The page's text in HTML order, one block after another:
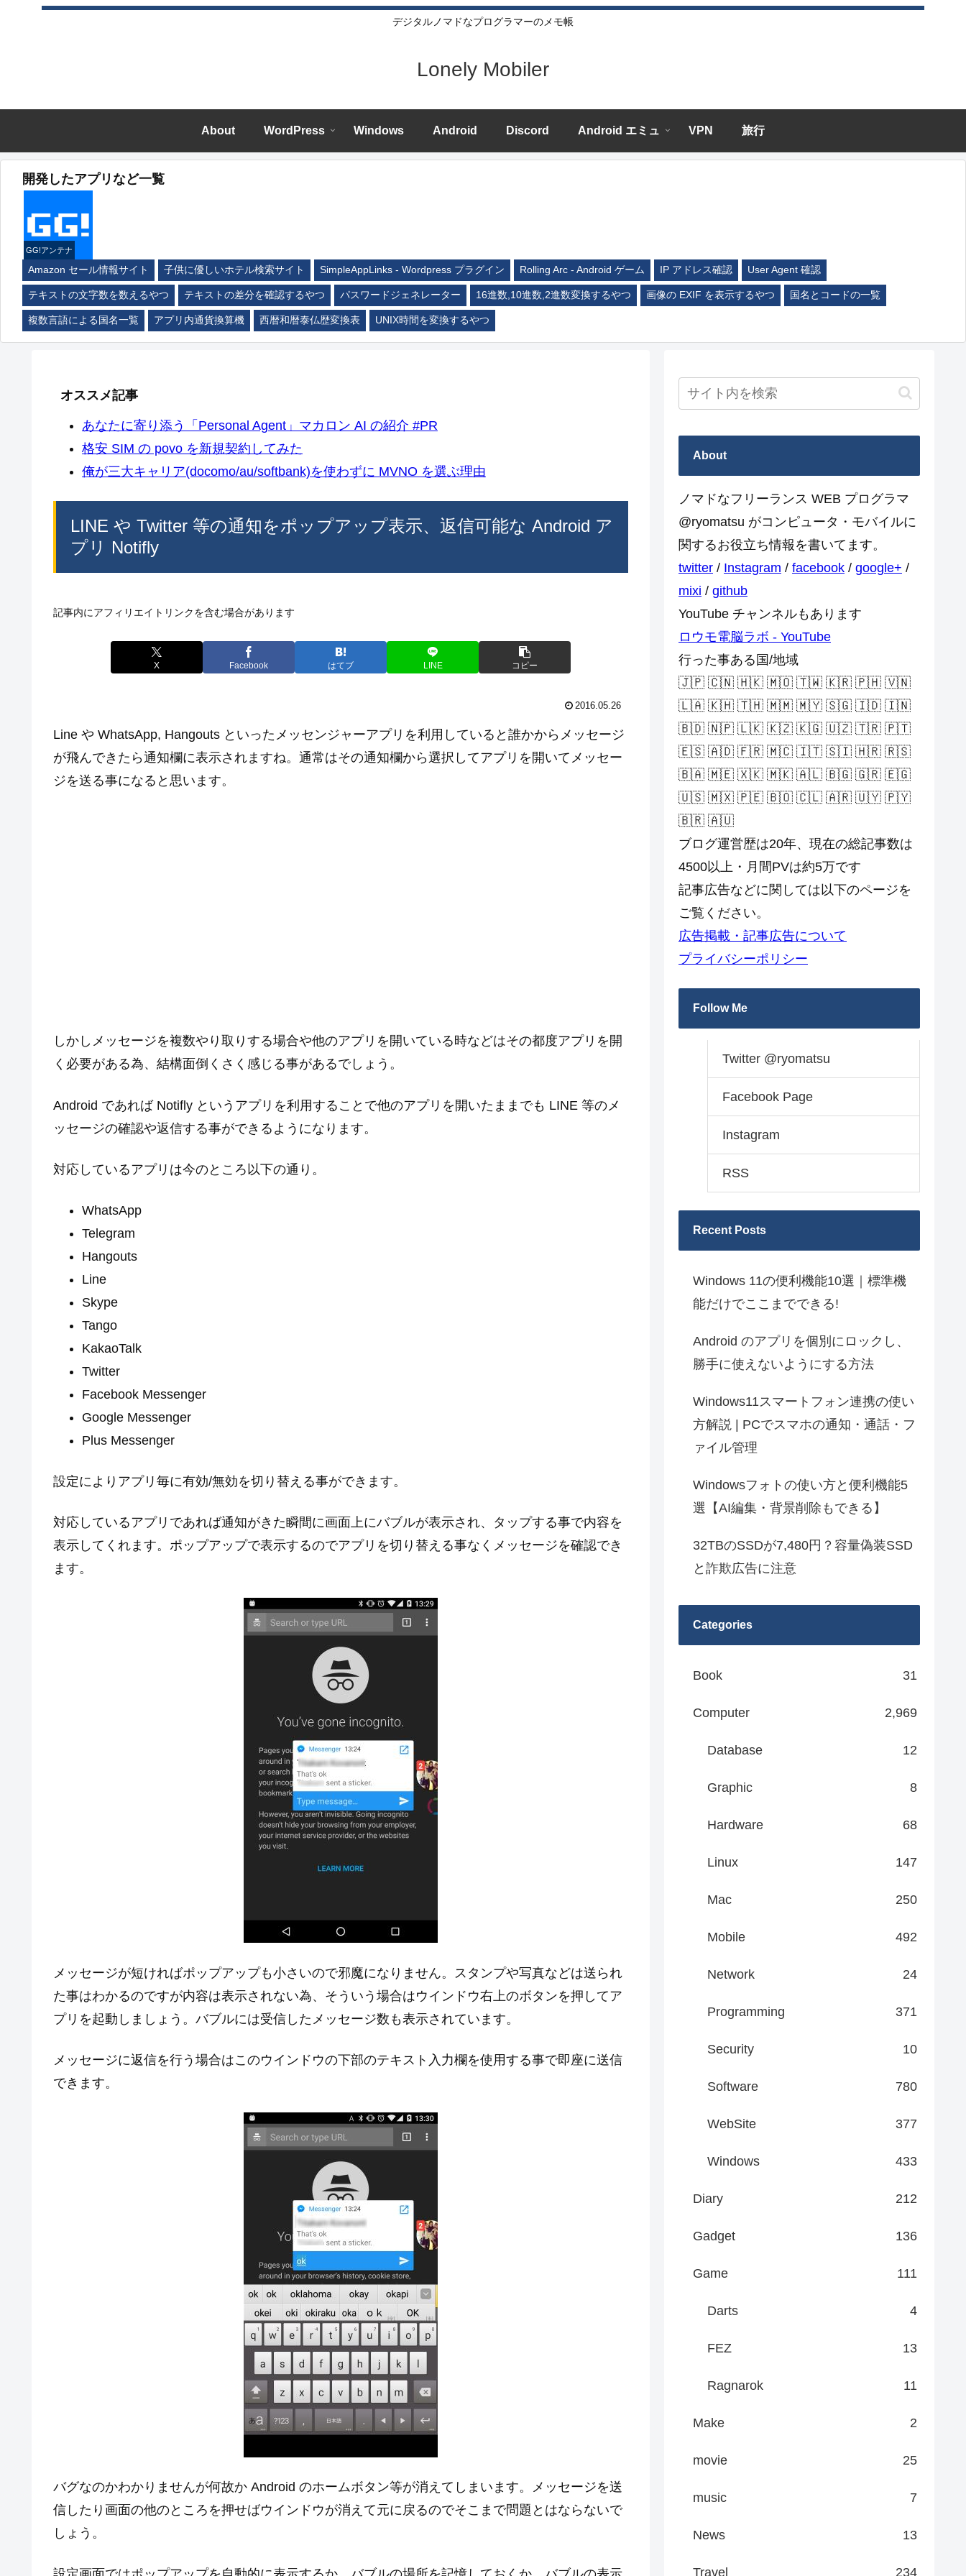
デジタルノマドなプログラマーのメモ帳
Lonely Mobiler
About WordPress Windows Android Discord Android エミュ VPN 旅行
開発したアプリなど一覧
GG!アンテナ
Amazon セール情報サイト 子供に優しいホテル検索サイト SimpleAppLinks - Wordpress プラグイン Rolling Arc - Android ゲーム IP アドレス確認 User Agent 確認
テキストの文字数を数えるやつ テキストの差分を確認するやつ パスワードジェネレーター 16進数,10進数,2進数変換するやつ 画像の EXIF を表示するやつ 国名とコードの一覧
複数言語による国名一覧 アプリ内通貨換算機 西暦和暦泰仏歴変換表 UNIX時間を変換するやつ
オススメ記事
あなたに寄り添う「Personal Agent」マカロン AI の紹介 #PR
格安 SIM の povo を新規契約してみた
俺が三大キャリア(docomo/au/softbank)を使わずに MVNO を選ぶ理由
LINE や Twitter 等の通知をポップアップ表示、返信可能な Android ア
プリ Notifly
記事内にアフィリエイトリンクを含む場合があります
X Facebook はてブ LINE コピー
2016.05.26
Line や WhatsApp, Hangouts といったメッセンジャーアプリを利用していると誰かからメッセージ
が飛んできたら通知欄に表示されますね。通常はその通知欄から選択してアプリを開いてメッセー
ジを送る事になると思います。
しかしメッセージを複数やり取りする場合や他のアプリを開いている時などはその都度アプリを開
く必要がある為、結構面倒くさく感じる事があるでしょう。
Android であれば Notifly というアプリを利用することで他のアプリを開いたままでも LINE 等のメ
ッセージの確認や返信する事ができるようになります。
対応しているアプリは今のところ以下の通り。
WhatsApp
Telegram
Hangouts
Line
Skype
Tango
KakaoTalk
Twitter
Facebook Messenger
Google Messenger
Plus Messenger
設定によりアプリ毎に有効/無効を切り替える事ができます。
対応しているアプリであれば通知がきた瞬間に画面上にバブルが表示され、タップする事で内容を
表示してくれます。ポップアップで表示するのでアプリを切り替える事なくメッセージを確認でき
ます。
メッセージが短ければポップアップも小さいので邪魔になりません。スタンプや写真などは送られ
た事はわかるのですが内容は表示されない為、そういう場合はウインドウ右上のボタンを押してア
プリを起動しましょう。バブルには受信したメッセージ数も表示されています。
メッセージに返信を行う場合はこのウインドウの下部のテキスト入力欄を使用する事で即座に送信
できます。
バグなのかわかりませんが何故か Android のホームボタン等が消えてしまいます。メッセージを送
信したり画面の他のところを押せばウインドウが消えて元に戻るのでそこまで問題とはならないで
しょう。
About
ノマドなフリーランス WEB プログラマ
@ryomatsu がコンピュータ・モバイルに
関するお役立ち情報を書いてます。
twitter / Instagram / facebook / google+ /
mixi / github
YouTube チャンネルもあります
ロウモ電脳ラボ - YouTube
行った事ある国/地域
🇯🇵 🇨🇳 🇭🇰 🇲🇴 🇹🇼 🇰🇷 🇵🇭 🇻🇳
🇱🇦 🇰🇭 🇹🇭 🇲🇲 🇲🇾 🇸🇬 🇮🇩 🇮🇳
🇧🇩 🇳🇵 🇱🇰 🇰🇿 🇰🇬 🇺🇿 🇹🇷 🇵🇹
🇪🇸 🇦🇩 🇫🇷 🇲🇨 🇮🇹 🇸🇮 🇭🇷 🇷🇸
🇧🇦 🇲🇪 🇽🇰 🇲🇰 🇦🇱 🇧🇬 🇬🇷 🇪🇬
🇺🇸 🇲🇽 🇵🇪 🇧🇴 🇨🇱 🇦🇷 🇺🇾 🇵🇾
🇧🇷 🇦🇺
ブログ運営歴は20年、現在の総記事数は
4500以上・月間PVは約5万です
記事広告などに関しては以下のページを
ご覧ください。
広告掲載・記事広告について
プライバシーポリシー
Follow Me
Twitter @ryomatsu
Facebook Page
Instagram
RSS
Recent Posts
Windows 11の便利機能10選｜標準機
能だけでここまでできる!
Android のアプリを個別にロックし、
勝手に使えないようにする方法
Windows11スマートフォン連携の使い
方解説 | PCでスマホの通知・通話・フ
ァイル管理
Windowsフォトの使い方と便利機能5
選【AI編集・背景削除もできる】
32TBのSSDが7,480円？容量偽装SSD
と詐欺広告に注意
Categories
Book 31
Computer 2,969
Database 12
Graphic 8
Hardware 68
Linux 147
Mac 250
Mobile 492
Network 24
Programming 371
Security 10
Software 780
WebSite 377
Windows 433
Diary 212
Gadget 136
Game 111
Darts 4
FEZ 13
Ragnarok 11
Make 2
movie 25
music 7
News 13
Travel 234